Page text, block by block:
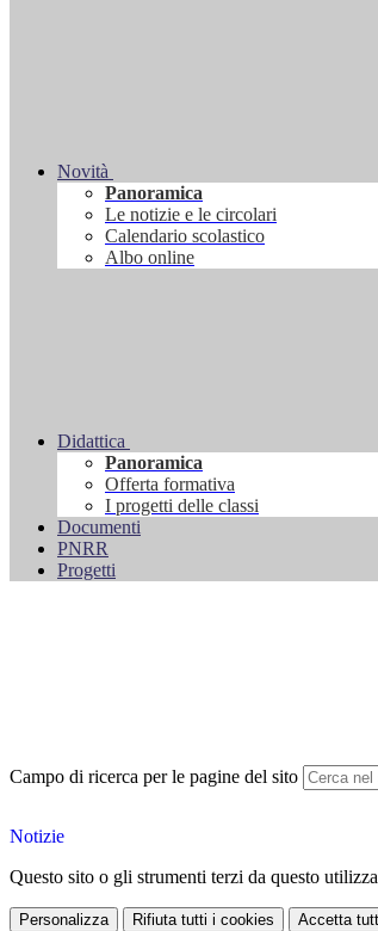
Novità
Panoramica
Le notizie e le circolari
Calendario scolastico
Albo online
Didattica
Panoramica
Offerta formativa
I progetti delle classi
Documenti
PNRR
Progetti
Campo di ricerca per le pagine del sito
Notizie
Questo sito o gli strumenti terzi da questo
Personalizza Rifiuta tutti i cookies Accetta